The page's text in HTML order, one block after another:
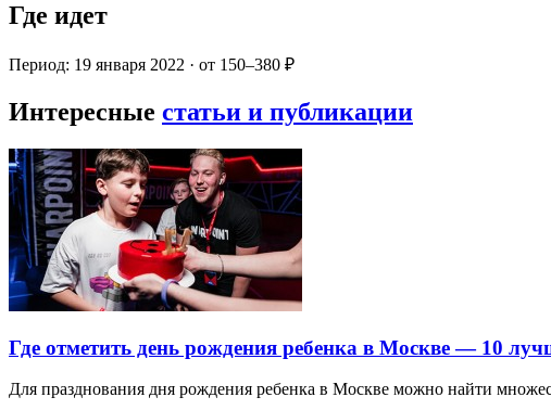
Где идет
Период: 19 января 2022 · от 150–380 ₽
Интересные статьи и публикации
Где отметить день рождения ребенка в Москве — 10
Для празднования дня рождения ребенка в Москве можно найти